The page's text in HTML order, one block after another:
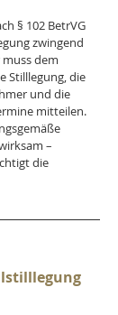
§ 102 BetrVG
zwingend
dem
Stilllegung, die
und die
mitteilen.
–
die